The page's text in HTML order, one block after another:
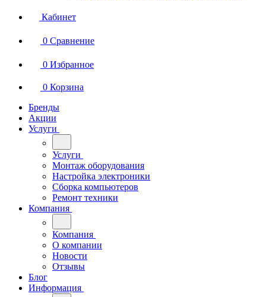
Кабинет
0 Сравнение
0 Избранное
0 Корзина
Бренды
Акции
Услуги
Услуги
Монтаж оборудования
Настройка электроники
Сборка компьютеров
Ремонт техники
Компания
Компания
О компании
Новости
Отзывы
Блог
Информация